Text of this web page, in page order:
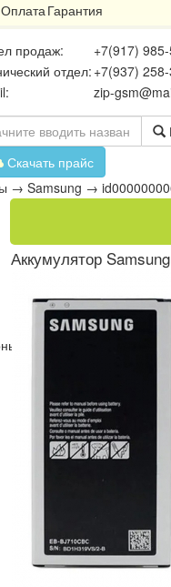
ОплатаГарантия
продаж:
+7(917)
отдел:+7(937)
zip-
Скачать прайс
→ Samsung →
Аккумулятор